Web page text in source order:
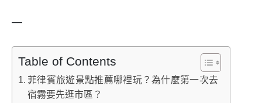
—
Table of Contents
菲律賓旅遊景點推薦哪裡玩？為什麼第一次去
宿霧要先逛市區？